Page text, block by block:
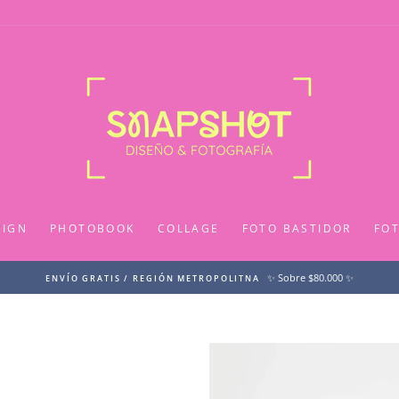
PHOTOBOOK COLLAGE FOTO BASTIDOR
ENVÍO GRATIS / REGIÓN METROPOLITNA ✨ Sobre $80.000 ✨